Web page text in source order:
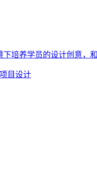
下培养学员的设计创意，
目设计